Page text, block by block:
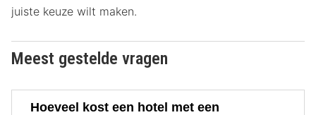
juiste keuze wilt maken.
Meest gestelde vragen
Hoeveel kost een hotel met een